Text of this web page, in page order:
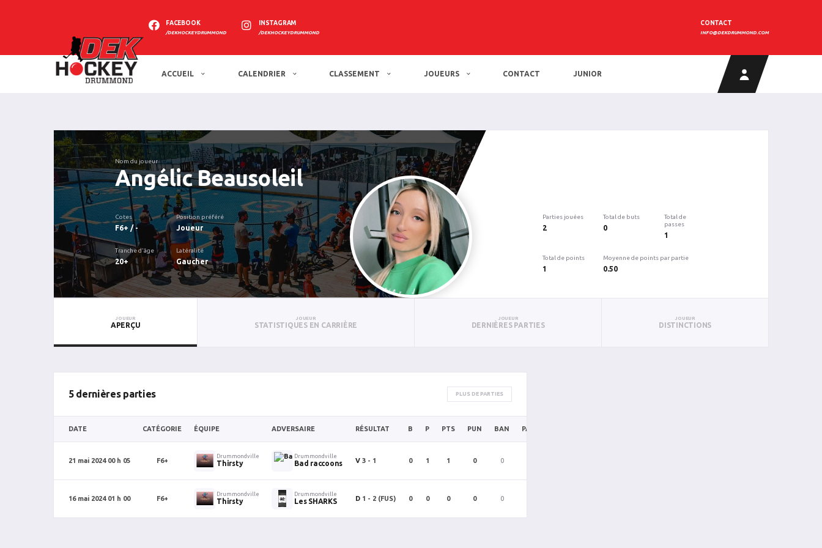
FACEBOOK
/DEKHOCKEYDRUMMOND
INSTAGRAM
/DEKHOCKEYDRUMMOND
CONTACT
INFO@DEKDRUMMOND.COM
ACCUEIL CALENDRIER CLASSEMENT JOUEURS CONTACT JUNIOR
Nom du joueur
Angélic Beausoleil
Cotes
F6+ / -
Position préféré
Joueur
Tranche d'âge
20+
Latéralité
Gaucher
Parties jouées
2
Total de buts
0
Total de
passes
1
Total de points
1
Moyenne de points par partie
0.50
JOUEUR
APERÇU
JOUEUR
STATISTIQUES EN CARRIÈRE
JOUEUR
DERNIÈRES PARTIES
JOUEUR
DISTINCTIONS
5 dernières parties PLUS DE PARTIES
DATE CATÉGORIE ÉQUIPE ADVERSAIRE RÉSULTAT B P PTS PUN BAN PAN
21 mai 2024 00 h 05 F6+
Drummondville
Thirsty
Drummondville
Bad raccoons V 3 - 1 0 1 1 0 0
16 mai 2024 01 h 00 F6+
Drummondville
Thirsty
Drummondville
Les SHARKS D 1 - 2 (FUS) 0 0 0 0 0